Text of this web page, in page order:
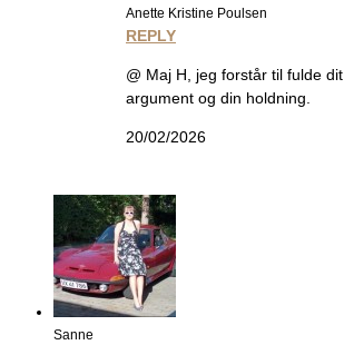
Anette Kristine Poulsen
REPLY
@ Maj H, jeg forstår til fulde dit
argument og din holdning.
20/02/2026
Sanne